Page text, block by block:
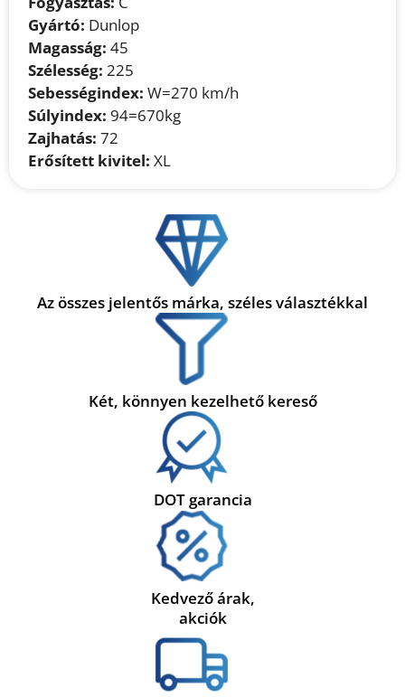
Gyártó: Dunlop
Magasság: 45
Szélesség: 225
Sebességindex: W=270 km/h
Súlyindex: 94=670kg
Zajhatás: 72
Erősített kivitel: XL
Az összes jelentős márka, széles választékkal
Két, könnyen kezelhető kereső
DOT garancia
Kedvező árak,
akciók